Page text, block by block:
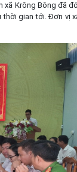
xã Krông Bông đã
gian tới. Đơn vị